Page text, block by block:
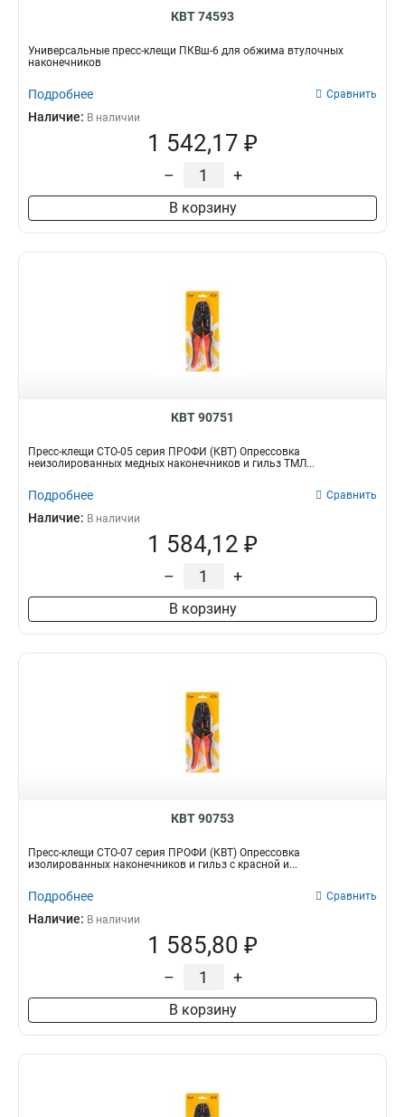
КВТ 74593
Универсальные пресс-клещи ПКВш-6 для обжима втулочных
наконечников
Подробнее Сравнить
Наличие: В наличии
1 542,17 ₽
– +
В корзину
КВТ 90751
Пресс-клещи СТО-05 серия ПРОФИ (КВТ) Опрессовка
неизолированных медных наконечников и гильз ТМЛ...
Подробнее Сравнить
Наличие: В наличии
1 584,12 ₽
– +
В корзину
КВТ 90753
Пресс-клещи СТО-07 серия ПРОФИ (КВТ) Опрессовка
изолированных наконечников и гильз с красной и...
Подробнее Сравнить
Наличие: В наличии
1 585,80 ₽
– +
В корзину